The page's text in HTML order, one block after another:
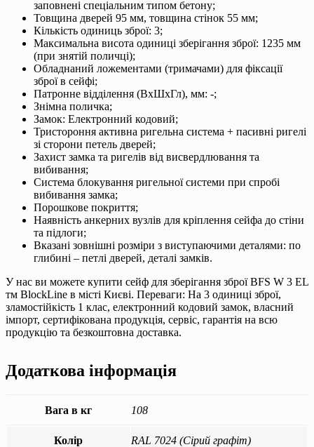
заповнені спеціальним типом бетону;
Товщина дверей 95 мм, товщина стінок 55 мм;
Кількість одиниць зброї: 3;
Максимальна висота одиниці зберігання зброї: 1235 мм
(при знятій поличці);
Обладнаний ложементами (тримачами) для фіксації
зброї в сейфі;
Патронне відділення (ВхШхГл), мм: -;
Знімна поличка;
Замок: Електронний кодовий;
Тристороння активна ригельна система + пасивні ригелі
зі сторони петель дверей;
Захист замка та ригелів від висвердлювання та
вибивання;
Система блокування ригельної системи при спробі
вибивання замка;
Порошкове покриття;
Наявність анкерних вузлів для кріплення сейфа до стіни
та підлоги;
Вказані зовнішні розміри з виступаючими деталями: по
глибині – петлі дверей, деталі замків.
У нас ви можете купити сейф для зберігання зброї BFS W 3 EL
тм BlockLine в місті Києві. Переваги: На 3 одиниці зброї,
зламостійкість 1 клас, електронний кодовий замок, власний
імпорт, сертифікована продукція, сервіс, гарантія на всю
продукцію та безкоштовна доставка.
Додаткова інформація
Вага в кг 108
Колір RAL 7024 (Сірий графіт)